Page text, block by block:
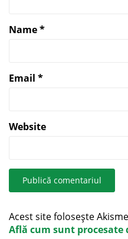
Name*
Email *
Website
Acest site folosește
Află cum sunt